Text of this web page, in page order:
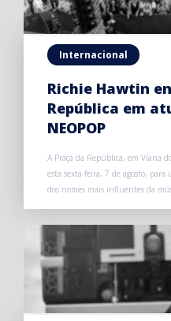
Internacional
Richie Hawtin
República em
NEOPOP
A Praça da República, em Viana
esta sexta-feira, 7 de agosto,
dos nomes mais influentes da